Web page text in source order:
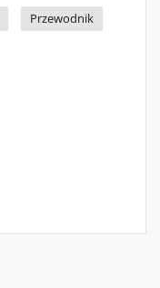
Przewodnik